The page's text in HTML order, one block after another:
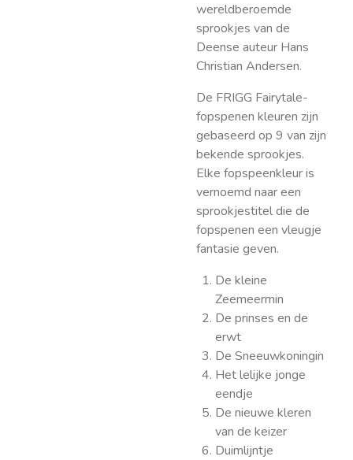
wereldberoemde
sprookjes van de
Deense auteur Hans
Christian Andersen.
De FRIGG Fairytale-
fopspenen kleuren zijn
gebaseerd op 9 van zijn
bekende sprookjes.
Elke fopspeenkleur is
vernoemd naar een
sprookjestitel die de
fopspenen een vleugje
fantasie geven.
De kleine
Zeemeermin
De prinses en de
erwt
De Sneeuwkoningin
Het lelijke jonge
eendje
De nieuwe kleren
van de keizer
Duimlijntje